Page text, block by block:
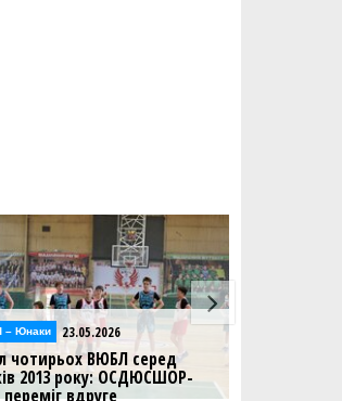
Відео 23.05.2026
Фінал чотирьох ВЮБЛ серед
юнаків 2013 року:
відеотрансляція матчів 23